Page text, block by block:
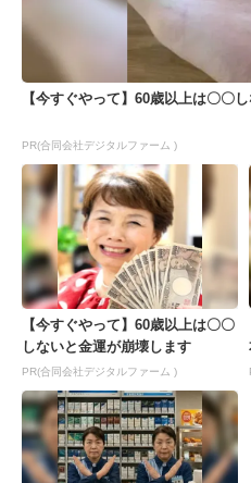
【今すぐやって】60歳以上は〇〇
PR(合同会社デジタルファーム )
【今すぐやって】60歳以上は〇〇
しないと金運が崩壊します
PR(合同会社デジタルファーム )